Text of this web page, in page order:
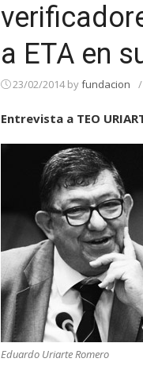
a ETA en
23/02/2014byfundacion /
Entrevista a TEO
Eduardo Uriarte Romero